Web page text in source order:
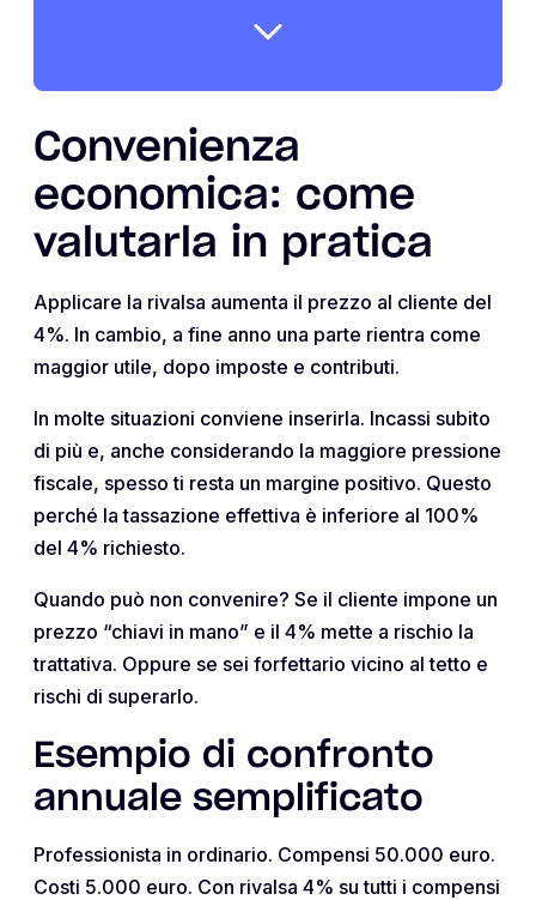
Convenienza
economica: come
valutarla in pratica
Applicare la rivalsa aumenta il prezzo al cliente del
4%. In cambio, a fine anno una parte rientra come
maggior utile, dopo imposte e contributi.
In molte situazioni conviene inserirla. Incassi subito
di più e, anche considerando la maggiore pressione
fiscale, spesso ti resta un margine positivo. Questo
perché la tassazione effettiva è inferiore al 100%
del 4% richiesto.
Quando può non convenire? Se il cliente impone un
prezzo “chiavi in mano” e il 4% mette a rischio la
trattativa. Oppure se sei forfettario vicino al tetto e
rischi di superarlo.
Esempio di confronto
annuale semplificato
Professionista in ordinario. Compensi 50.000 euro.
Costi 5.000 euro. Con rivalsa 4% su tutti i compensi